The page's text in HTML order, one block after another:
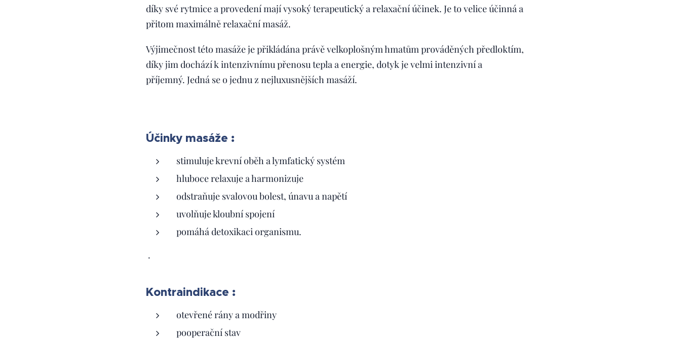
díky své rytmice a provedení mají vysoký terapeutický a relaxační účinek. Je to velice účinná a
přitom maximálně relaxační masáž.
Výjimečnost této masáže je přikládána právě velkoplošným hmatům prováděných předloktím,
díky jim dochází k intenzivnímu přenosu tepla a energie, dotyk je velmi intenzivní a
příjemný. Jedná se o jednu z nejluxusnějších masáží.
Účinky masáže :
stimuluje krevní oběh a lymfatický systém
hluboce relaxuje a harmonizuje
odstraňuje svalovou bolest, únavu a napětí
uvolňuje kloubní spojení
pomáhá detoxikaci organismu.
.
Kontraindikace :
otevřené rány a modřiny
pooperační stav